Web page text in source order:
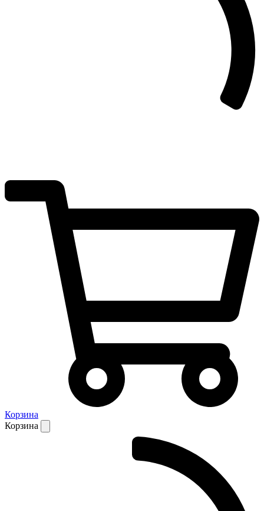
Корзина
Корзина